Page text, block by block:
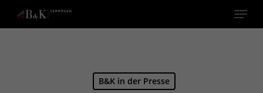
Menu
B&K in der Presse